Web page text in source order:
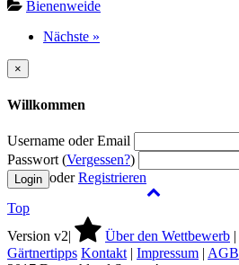
Bienenweide
Nächste »
×
Willkommen
Username oder Email
Passwort (Vergessen?)
oderRegistrieren
Top
Version v2|
Über den Wettbewerb |
Gärtnertipps Kontakt | Impressum | AGB